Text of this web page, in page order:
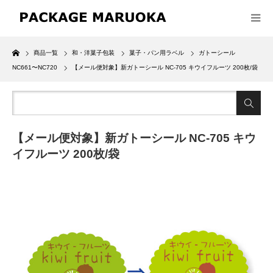
Home
商品一覧 和・洋菓子包装 菓子・パン用ラベル ガトーシール
NC661〜NC720 【メール便対象】新ガトーシール NC-705 キウイフルーツ 200枚/袋
【メール便対象】新ガトーシール NC-705 キウ
イフルーツ 200枚/袋